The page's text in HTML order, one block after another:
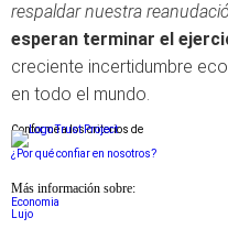
respaldar nuestra
esperan terminar el
creciente incertidumbre
en todo el mundo.
Conforme a los criterios de
¿Por qué confiar en nosotros?
Más información sobre:
Economia
Lujo